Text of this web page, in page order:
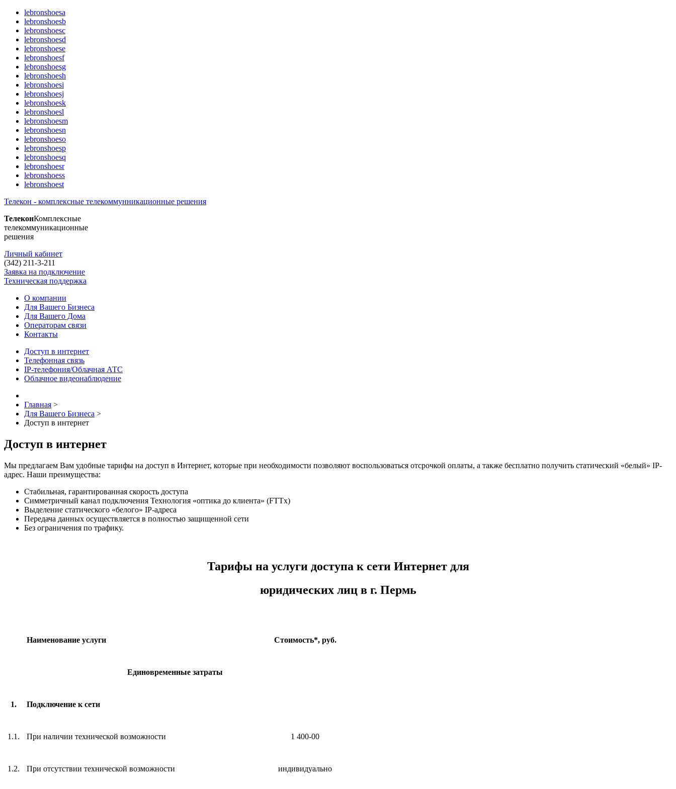
lebronshoesa
lebronshoesb
lebronshoesc
lebronshoesd
lebronshoese
lebronshoesf
lebronshoesg
lebronshoesh
lebronshoesi
lebronshoesj
lebronshoesk
lebronshoesl
lebronshoesm
lebronshoesn
lebronshoeso
lebronshoesp
lebronshoesq
lebronshoesr
lebronshoess
lebronshoest
Телекон - комплексные телекоммунникационные решения
ТелеконКомплексные
телекоммуникационные
решения
Личный кабинет
(342) 211-3-211
Заявка на подключение
Техническая поддержка
О компании
Для Вашего Бизнеса
Для Вашего Дома
Операторам связи
Контакты
Доступ в интернет
Телефонная связь
IP-телефония/Облачная АТС
Облачное видеонаблюдение
Главная >
Для Вашего Бизнеса >
Доступ в интернет
Доступ в интернет
Мы предлагаем Вам удобные тарифы на доступ в Интернет, которые при необходимости позволяют воспользоваться отсрочкой оплаты, а также бесплатно получить статический «белый» IP-
адрес. Наши преимущества:
Стабильная, гарантированная скорость доступа
Симметричный канал подключения Технология «оптика до клиента» (FTTх)
Выделение статического «белого» IP-адреса
Передача данных осуществляется в полностью защищенной сети
Без ограничения по трафику.
Тарифы на услуги доступа к сети Интернет для
юридических лиц в г. Пермь
Наименование услуги Стоимость*, руб.
Единовременные затраты
1. Подключение к сети
1.1. При наличии технической возможности 1 400-00
1.2. При отсутствии технической возможности индивидуально